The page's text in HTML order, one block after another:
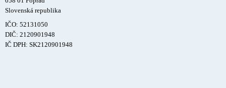
Slovenská republika
IČO: 52131050
DIČ: 2120901948
IČ DPH: SK2120901948